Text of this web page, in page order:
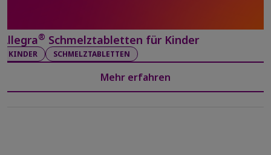
Allegra® Schmelztabletten für Kinder
KINDER SCHMELZTABLETTEN
Mehr erfahren